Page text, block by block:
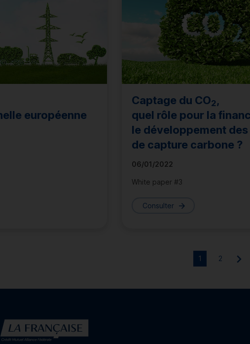
européenne
Captage du CO2,
quel rôle pour la
le développement
de capture carbone ?
06/01/2022
White paper #3
Consulter
1 2